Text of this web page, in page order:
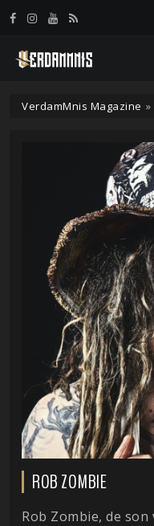
VerdamMnis Magazine »
ROB ZOMBIE
Rob Zombie, de
Panneau de gestion des